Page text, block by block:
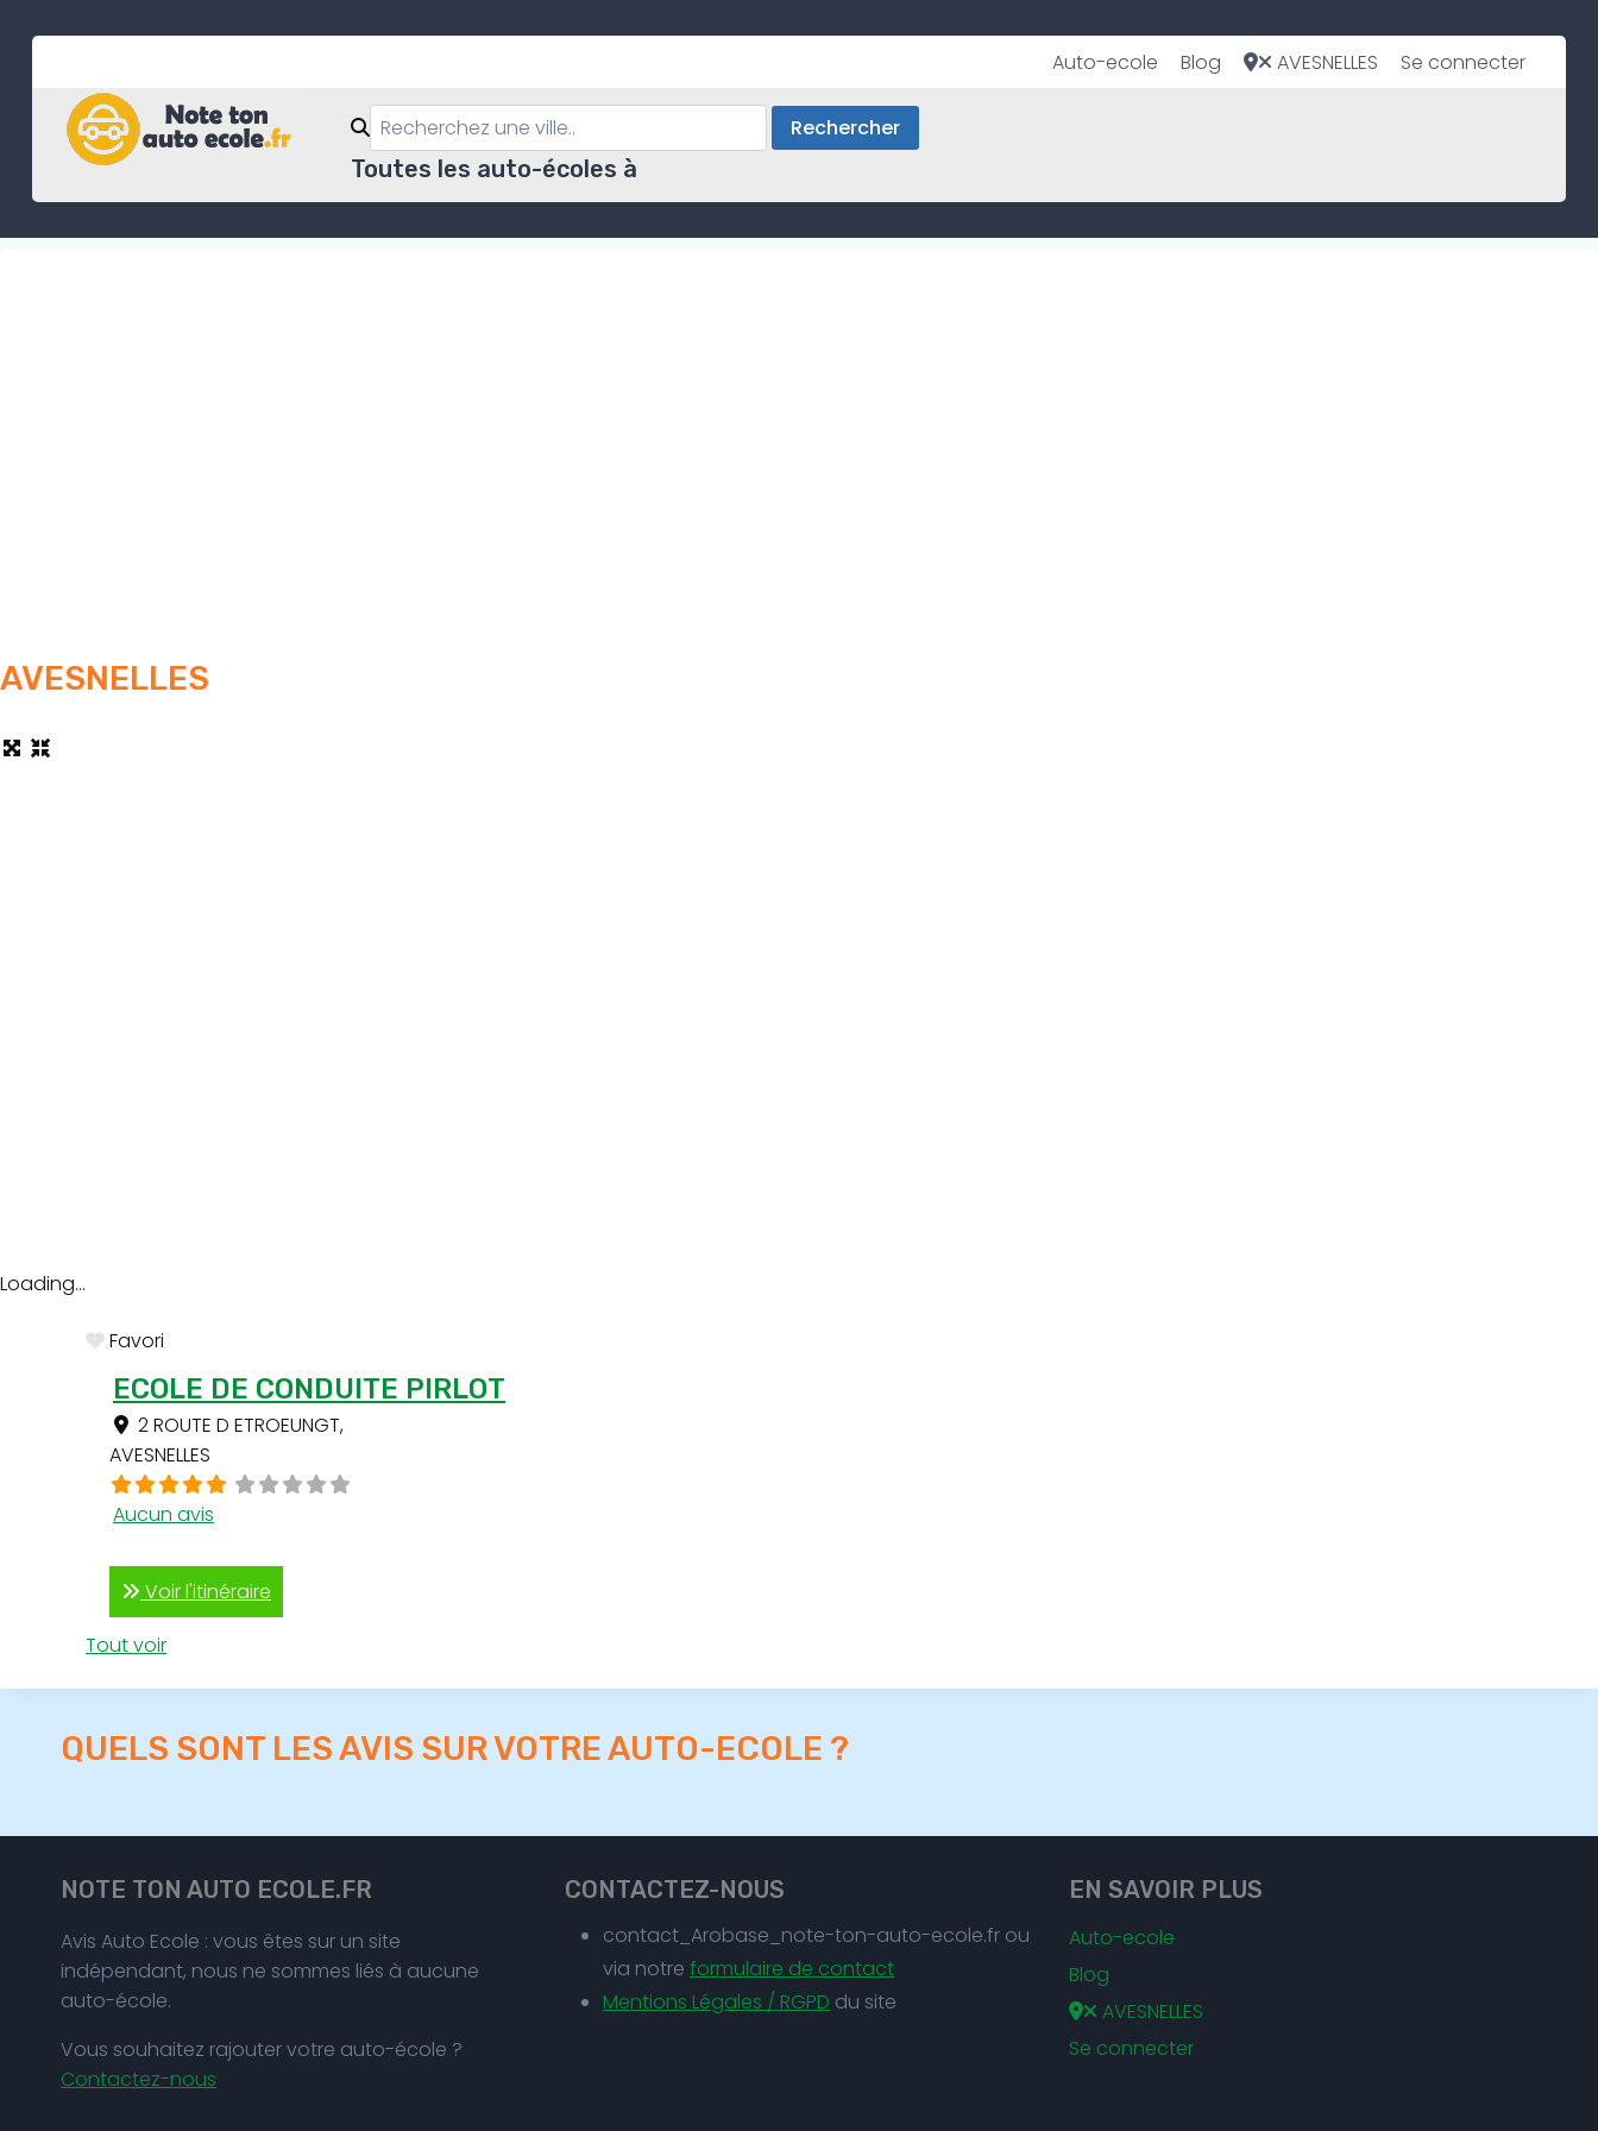
Auto-ecole Blog AVESNELLES Se connecter
Rechercher
Toutes les auto-écoles à
AVESNELLES
Loading...
Favori
ECOLE DE CONDUITE PIRLOT
2 ROUTE D ETROEUNGT,
AVESNELLES
Aucun avis
Voir l'itinéraire
Tout voir
QUELS SONT LES AVIS SUR VOTRE AUTO-ECOLE ?
NOTE TON AUTO ECOLE.FR
Avis Auto Ecole : vous êtes sur un site
indépendant, nous ne sommes liés à aucune
auto-école.
Vous souhaitez rajouter votre auto-école ?
Contactez-nous
CONTACTEZ-NOUS
contact_Arobase_note-ton-auto-ecole.fr ou
via notre formulaire de contact
Mentions Légales / RGPD du site
EN SAVOIR PLUS
Auto-ecole
Blog
AVESNELLES
Se connecter